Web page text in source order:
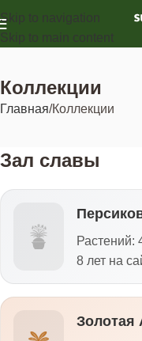
Skip to navigation
Skip to main content
Коллекции
Главная Коллекции
Зал славы
Растений:
8 лет на
Золотая